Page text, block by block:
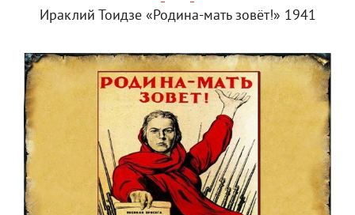
Ираклий Тоидзе «Родина-мать зовёт!» 1941